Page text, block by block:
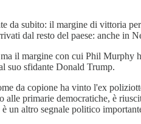
da subito: il margine di vittoria
dal resto del paese: anche in
il margine con cui Phil
suo sfidante Donald Trump.
da copione ha vinto l'ex
primarie democratiche, è
un altro segnale politico